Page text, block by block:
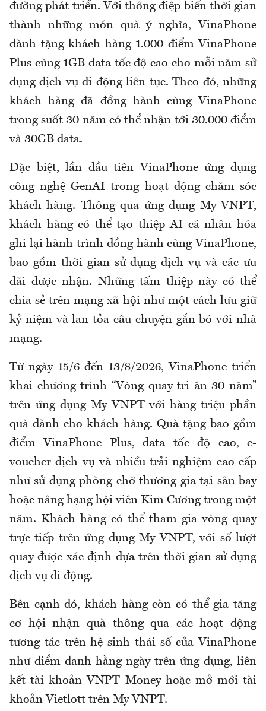
đường phát triển. Với thông điệp biến thời gian
thành những món quà ý nghĩa, VinaPhone
dành tặng khách hàng 1.000 điểm VinaPhone
Plus cùng 1GB data tốc độ cao cho mỗi năm sử
dụng dịch vụ di động liên tục. Theo đó, những
khách hàng đã đồng hành cùng VinaPhone
trong suốt 30 năm có thể nhận tới 30.000 điểm
và 30GB data.
Đặc biệt, lần đầu tiên VinaPhone ứng dụng
công nghệ GenAI trong hoạt động chăm sóc
khách hàng. Thông qua ứng dụng My VNPT,
khách hàng có thể tạo thiệp AI cá nhân hóa
ghi lại hành trình đồng hành cùng VinaPhone,
bao gồm thời gian sử dụng dịch vụ và các ưu
đãi được nhận. Những tấm thiệp này có thể
chia sẻ trên mạng xã hội như một cách lưu giữ
kỷ niệm và lan tỏa câu chuyện gắn bó với nhà
mạng.
Từ ngày 15/6 đến 13/8/2026, VinaPhone triển
khai chương trình “Vòng quay tri ân 30 năm”
trên ứng dụng My VNPT với hàng triệu phần
quà dành cho khách hàng. Quà tặng bao gồm
điểm VinaPhone Plus, data tốc độ cao, e-
voucher dịch vụ và nhiều trải nghiệm cao cấp
như sử dụng phòng chờ thương gia tại sân bay
hoặc nâng hạng hội viên Kim Cương trong một
năm. Khách hàng có thể tham gia vòng quay
trực tiếp trên ứng dụng My VNPT, với số lượt
quay được xác định dựa trên thời gian sử dụng
dịch vụ di động.
Bên cạnh đó, khách hàng còn có thể gia tăng
cơ hội nhận quà thông qua các hoạt động
tương tác trên hệ sinh thái số của VinaPhone
như điểm danh hằng ngày trên ứng dụng, liên
kết tài khoản VNPT Money hoặc mở mới tài
khoản Vietlott trên My VNPT.